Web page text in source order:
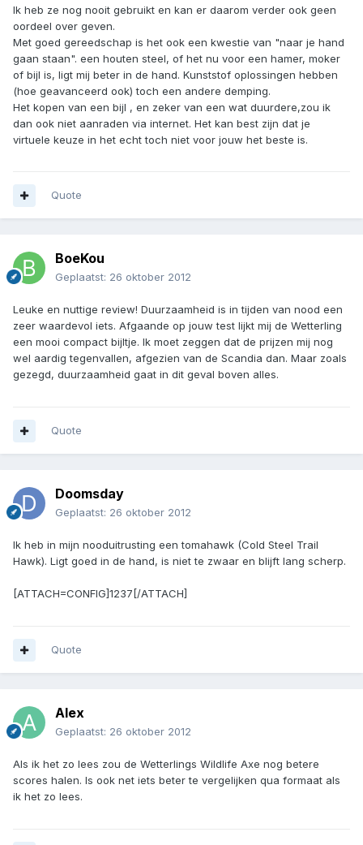
Ik heb ze nog nooit gebruikt en kan er daarom verder ook geen
oordeel over geven.
Met goed gereedschap is het ook een kwestie van "naar je hand
gaan staan". een houten steel, of het nu voor een hamer, moker
of bijl is, ligt mij beter in de hand. Kunststof oplossingen hebben
(hoe geavanceerd ook) toch een andere demping.
Het kopen van een bijl , en zeker van een wat duurdere,zou ik
dan ook niet aanraden via internet. Het kan best zijn dat je
virtuele keuze in het echt toch niet voor jouw het beste is.
Quote
BoeKou
Geplaatst: 26 oktober 2012
Leuke en nuttige review! Duurzaamheid is in tijden van nood een
zeer waardevol iets. Afgaande op jouw test lijkt mij de Wetterling
een mooi compact bijltje. Ik moet zeggen dat de prijzen mij nog
wel aardig tegenvallen, afgezien van de Scandia dan. Maar zoals
gezegd, duurzaamheid gaat in dit geval boven alles.
Quote
Doomsday
Geplaatst: 26 oktober 2012
Ik heb in mijn nooduitrusting een tomahawk (Cold Steel Trail
Hawk). Ligt goed in de hand, is niet te zwaar en blijft lang scherp.
[ATTACH=CONFIG]1237[/ATTACH]
Quote
Alex
Geplaatst: 26 oktober 2012
Als ik het zo lees zou de Wetterlings Wildlife Axe nog betere
scores halen. Is ook net iets beter te vergelijken qua formaat als
ik het zo lees.